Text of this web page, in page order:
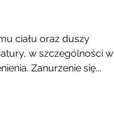
ciału oraz duszy
w szczególności w
Zanurzenie się...